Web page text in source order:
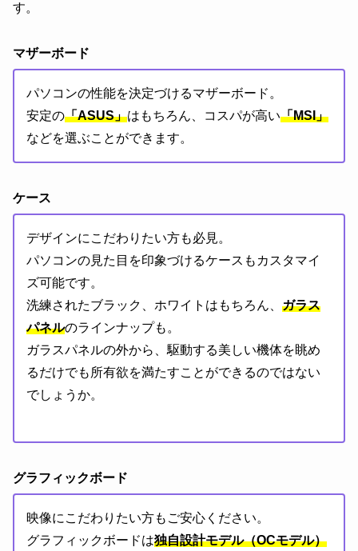
す。
マザーボード
パソコンの性能を決定づけるマザーボード。
安定の「ASUS」はもちろん、コスパが高い「MSI」
などを選ぶことができます。
ケース
デザインにこだわりたい方も必見。
パソコンの見た目を印象づけるケースもカスタマイ
ズ可能です。
洗練されたブラック、ホワイトはもちろん、 ガラス
パネルのラインナップも。
ガラスパネルの外から、駆動する美しい機体を眺め
るだけでも所有欲を満たすことができるのではない
でしょうか。
グラフィックボード
映像にこだわりたい方もご安心ください。
グラフィックボードは独自設計モデル（OCモデル）